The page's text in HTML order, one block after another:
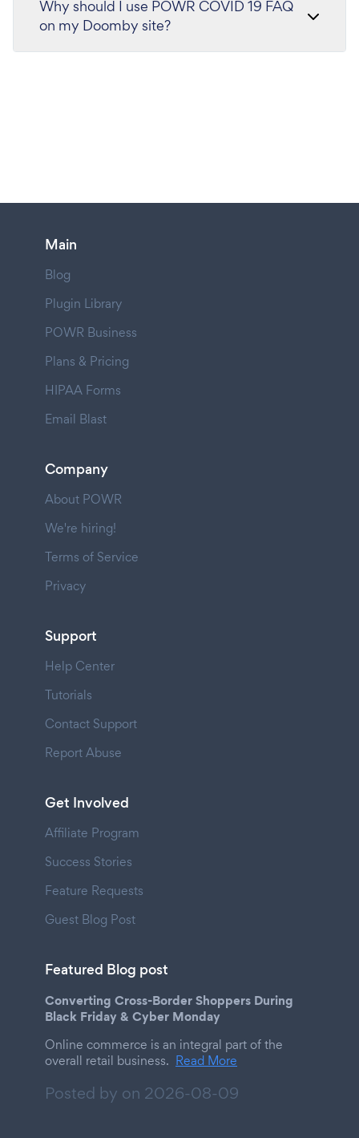
Why should I use POWR COVID 19 FAQ
on my Doomby site?
Main
Blog
Plugin Library
POWR Business
Plans & Pricing
HIPAA Forms
Email Blast
Company
About POWR
We're hiring!
Terms of Service
Privacy
Support
Help Center
Tutorials
Contact Support
Report Abuse
Get Involved
Affiliate Program
Success Stories
Feature Requests
Guest Blog Post
Featured Blog post
Converting Cross-Border Shoppers During
Black Friday & Cyber Monday
Online commerce is an integral part of the
overall retail business. Read More
Posted by on 2026-08-09